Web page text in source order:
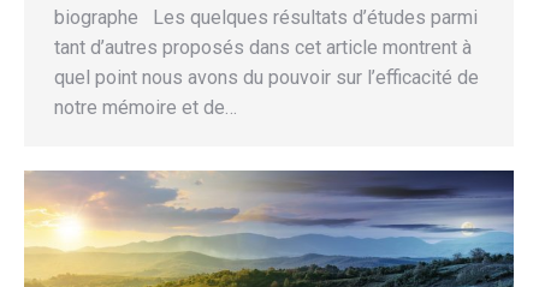
biographe Les quelques résultats d’études parmi
tant d’autres proposés dans cet article montrent à
quel point nous avons du pouvoir sur l’efficacité de
notre mémoire et de…